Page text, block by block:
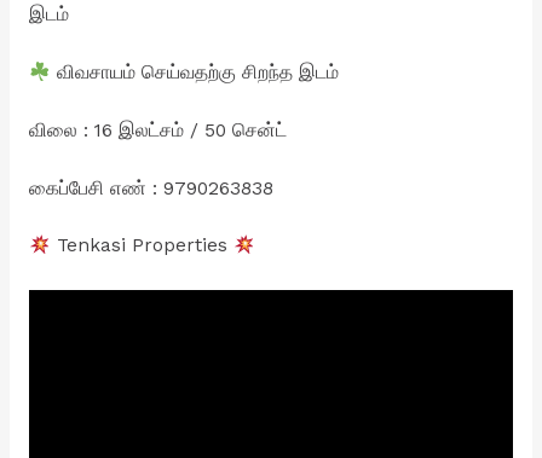
இடம்
விவசாயம் செய்வதற்கு சிறந்த இடம்
விலை : 16 இலட்சம் / 50 சென்ட்
கைப்பேசி எண் : 9790263838
Tenkasi Properties